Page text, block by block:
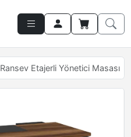
Ransev Etajerli Yönetici Masası